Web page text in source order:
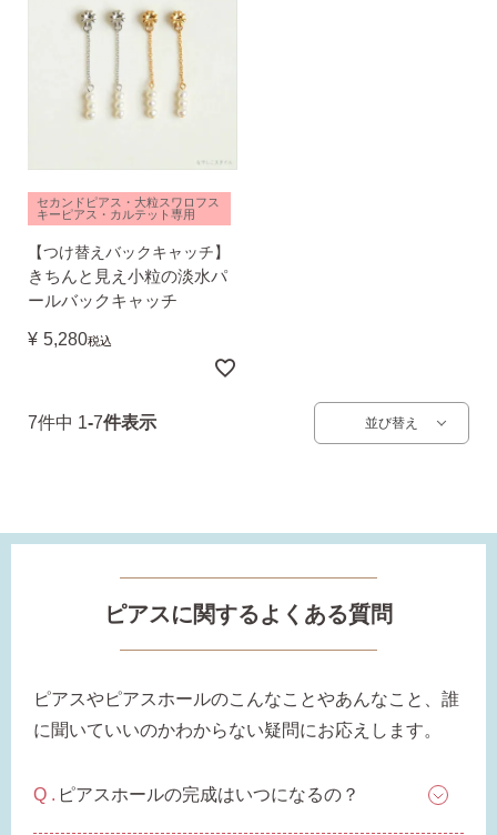
10日間返品保証
チタン純度99.5%、素材に自信あり！
肌に合わない時にも安心。相談実績約8,000
件！
4）
キャッチの予備
使いやすい「花型シリコンキャッチ」も５ペ
ア、どーんとプレゼント♪
・クレジットカード
・コンビニ後払
・宅配便
送料無料
営業時間 返品について
セカンドピアス・大粒スワロフス
キーピアス・カルテット専用
【つけ替えバックキャッチ】
きちんと見え小粒の淡水パ
ールバックキャッチ
¥ 5,280税込
並び替え
7件中 1-7件表示
ピアスに関するよくある質問
ピアスやピアスホールのこんなことやあんなこと、誰
に聞いていいのかわからない疑問にお応えします。
ピアスホールの完成はいつになるの？